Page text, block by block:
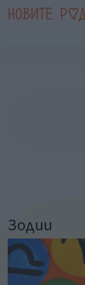
Зодии